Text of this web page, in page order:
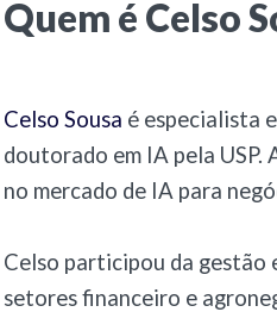
Quem é Celso
Celso Sousa é especialista e
doutorado em IA pela USP.
no mercado de IA para
Celso participou da gestão
setores financeiro e